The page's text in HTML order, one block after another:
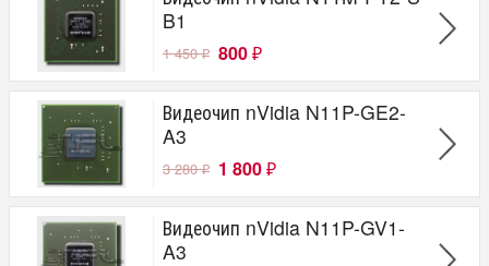
B1
1 450₽ 800 ₽
Видеочип nVidia N11P-GE2-
A3
3 280₽ 1 800 ₽
Видеочип nVidia N11P-GV1-
A3